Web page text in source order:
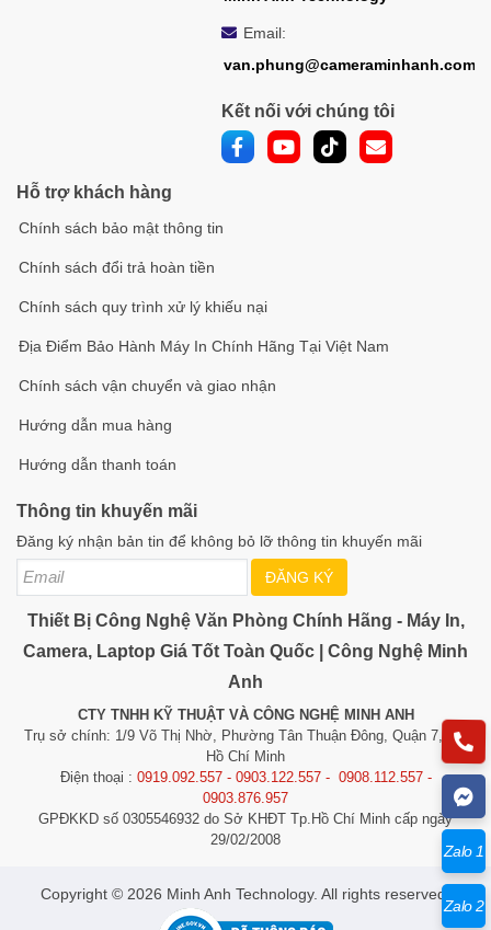
Email:
van.phung@cameraminhanh.com
Kết nối với chúng tôi
Hỗ trợ khách hàng
Chính sách bảo mật thông tin
Chính sách đổi trả hoàn tiền
Chính sách quy trình xử lý khiếu nại
Địa Điểm Bảo Hành Máy In Chính Hãng Tại Việt Nam
Chính sách vận chuyển và giao nhận
Hướng dẫn mua hàng
Hướng dẫn thanh toán
Thông tin khuyến mãi
Đăng ký nhận bản tin để không bỏ lỡ thông tin khuyến mãi
ĐĂNG KÝ
Thiết Bị Công Nghệ Văn Phòng Chính Hãng - Máy In,
Camera, Laptop Giá Tốt Toàn Quốc | Công Nghệ Minh
Anh
CTY TNHH KỸ THUẬT VÀ CÔNG NGHỆ MINH ANH
Trụ sở chính: 1/9 Võ Thị Nhờ, Phường Tân Thuận Đông, Quận 7, TP.
Hồ Chí Minh
Điện thoại : 0919.092.557 - 0903.122.557 - 0908.112.557 -
0903.876.957
GPĐKKD số 0305546932 do Sở KHĐT Tp.Hồ Chí Minh cấp ngày
29/02/2008
​​​​​​Copyright © 2026 Minh Anh Technology. All rights reserved.
Zalo 1
Zalo 2